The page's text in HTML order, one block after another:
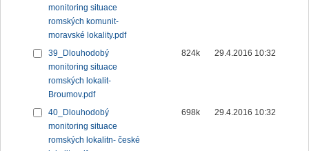
monitoring situace
romských komunit-
moravské lokality.pdf
39_Dlouhodobý
monitoring situace
romských lokalit-
Broumov.pdf
824k 29.4.2016 10:32
40_Dlouhodobý
monitoring situace
romských lokalitn- české
698k 29.4.2016 10:32